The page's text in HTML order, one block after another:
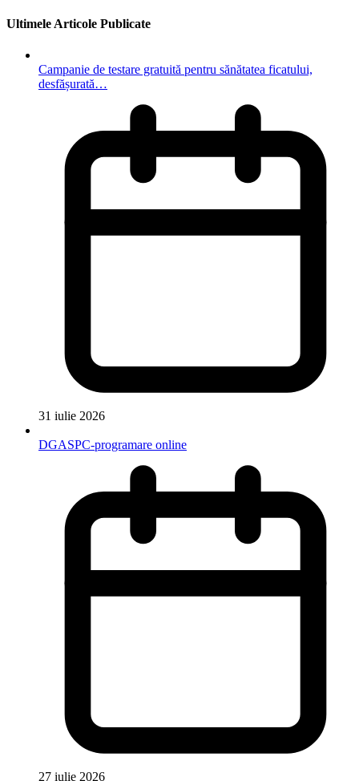
Ultimele Articole Publicate
Campanie de testare gratuită pentru sănătatea ficatului,
desfășurată…
31 iulie 2026
DGASPC-programare online
27 iulie 2026